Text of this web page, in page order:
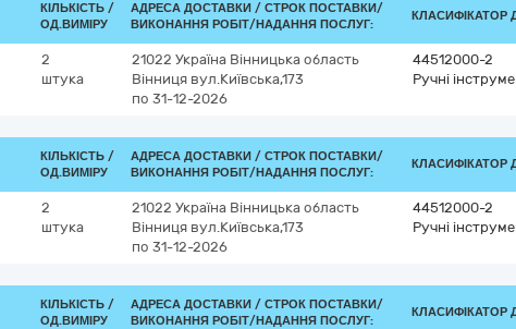
КІЛЬКІСТЬ /
ОД.ВИМІРУ
АДРЕСА ДОСТАВКИ / СТРОК ПОСТАВКИ/
ВИКОНАННЯ РОБІТ/НАДАННЯ ПОСЛУГ:
КЛАСИФІКАТОР
2
штука
21022 Україна Вінницька область
Вінниця вул.Київська,173
по 31-12-2026
44512000-2
Ручні
КІЛЬКІСТЬ /
ОД.ВИМІРУ
АДРЕСА ДОСТАВКИ / СТРОК ПОСТАВКИ/
ВИКОНАННЯ РОБІТ/НАДАННЯ ПОСЛУГ:
КЛАСИФІКАТОР
2
штука
21022 Україна Вінницька область
Вінниця вул.Київська,173
по 31-12-2026
44512000-2
Ручні
КІЛЬКІСТЬ /
ОД.ВИМІРУ
АДРЕСА ДОСТАВКИ / СТРОК ПОСТАВКИ/
ВИКОНАННЯ РОБІТ/НАДАННЯ ПОСЛУГ:
КЛАСИФІКАТОР